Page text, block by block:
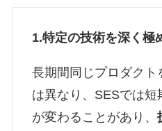
1.特定の技術を深く極
長期間同じプロダクト
は異なり、SESでは短
が変わることがあり、